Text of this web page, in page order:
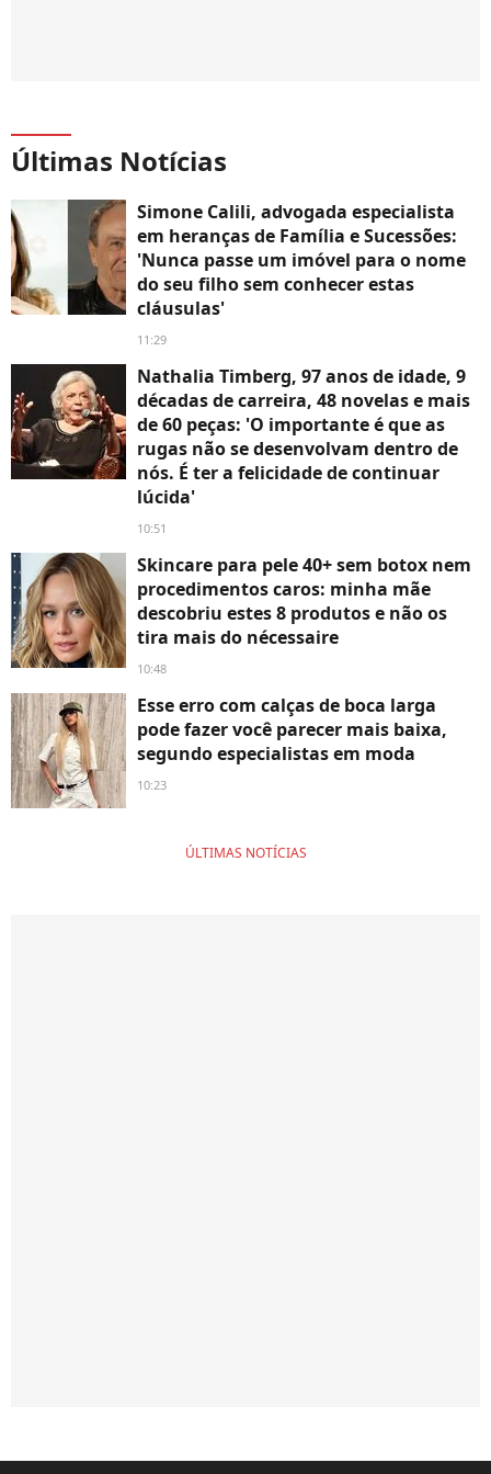
Últimas Notícias
Simone Calili, advogada especialista
em heranças de Família e Sucessões:
'Nunca passe um imóvel para o nome
do seu filho sem conhecer estas
cláusulas'
11:29
Nathalia Timberg, 97 anos de idade, 9
décadas de carreira, 48 novelas e mais
de 60 peças: 'O importante é que as
rugas não se desenvolvam dentro de
nós. É ter a felicidade de continuar
lúcida'
10:51
Skincare para pele 40+ sem botox nem
procedimentos caros: minha mãe
descobriu estes 8 produtos e não os
tira mais do nécessaire
10:48
Esse erro com calças de boca larga
pode fazer você parecer mais baixa,
segundo especialistas em moda
10:23
ÚLTIMAS NOTÍCIAS